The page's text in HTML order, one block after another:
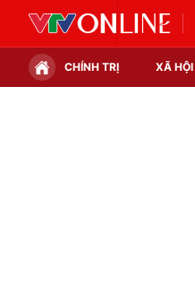
CHÍNH TRỊ XÃ HỘI